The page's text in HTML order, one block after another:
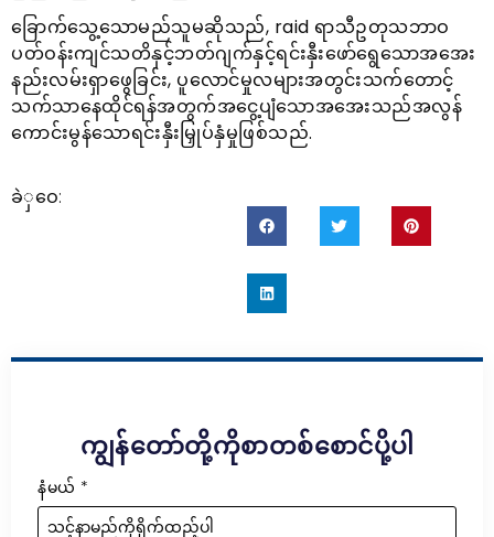
ခြောက်သွေ့သောမည်သူမဆိုသည်, raid ရာသီဥတုသဘာဝ
ပတ်ဝန်းကျင်သတိနှင့်ဘတ်ဂျက်နှင့်ရင်းနှီးဖော်ရွေသောအအေး
နည်းလမ်းရှာဖွေခြင်း, ပူလောင်မှုလများအတွင်းသက်တောင့်
သက်သာနေထိုင်ရန်အတွက်အငွေ့ပျံသောအအေးသည်အလွန်
ကောင်းမွန်သောရင်းနှီးမြှုပ်နှံမှုဖြစ်သည်.
ခဲှဝေ:
ကျွန်တော်တို့ကိုစာတစ်စောင်ပို့ပါ
နံမယ် *